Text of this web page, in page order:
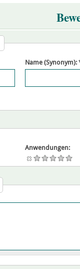
Name (Synonym):
Anwendungen: